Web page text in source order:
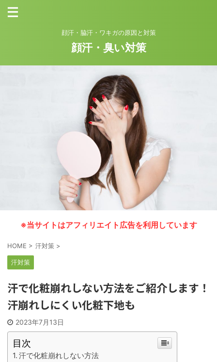
顔汗・脇汗・ワキガの原因と対策
顔汗・臭い対策
※当サイトはアフィリエイト広告を利用しています
HOME > 汗対策 >
汗対策
汗で化粧崩れしない方法をご紹介します！
汗崩れしにくい化粧下地も
2023年7月13日
目次
汗で化粧崩れしない方法